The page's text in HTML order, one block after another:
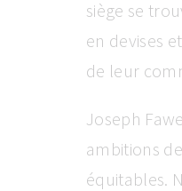
siège se
en devises
de leur
Joseph
ambitions
équitables.